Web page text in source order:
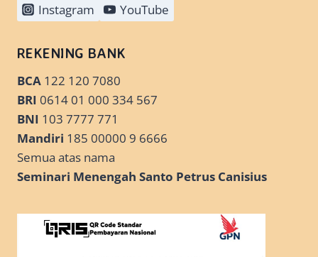
Instagram YouTube
REKENING BANK
BCA 122 120 7080
BRI 0614 01 000 334 567
BNI 103 7777 771
Mandiri 185 00000 9 6666
Semua atas nama
Seminari Menengah Santo Petrus Canisius